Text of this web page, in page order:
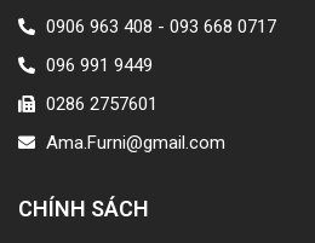
0906 963 408 - 093 668 0717
096 991 9449
0286 2757601
Ama.Furni@gmail.com
CHÍNH SÁCH